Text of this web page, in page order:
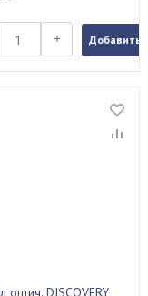
+ Добавить
оптич. DISCOVERY